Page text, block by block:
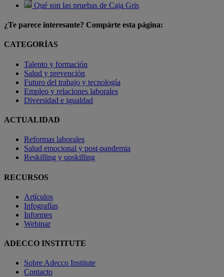
Qué son las pruebas de Caja Gris
¿Te parece interesante? Compárte esta página:
CATEGORÍAS
Talento y formación
Salud y prevención
Futuro del trabajo y tecnología
Empleo y relaciones laborales
Diversidad e igualdad
ACTUALIDAD
Reformas laborales
Salud emocional y post-pandemia
Reskilling y upskilling
RECURSOS
Artículos
Infografías
Informes
Webinar
ADECCO INSTITUTE
Sobre Adecco Institute
Contacto